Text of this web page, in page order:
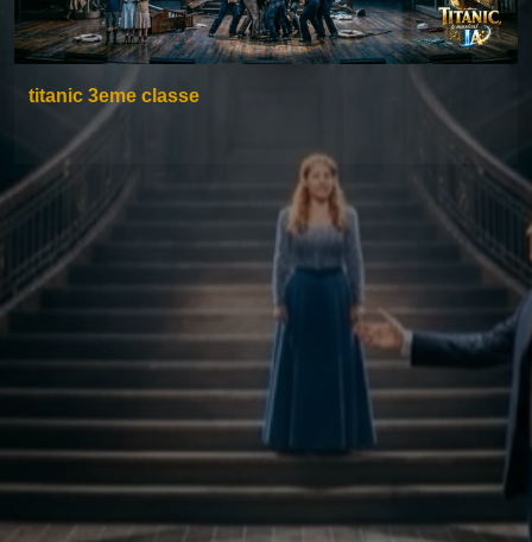
titanic 3eme classe